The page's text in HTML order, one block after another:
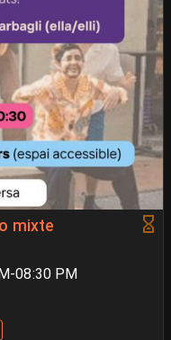
mixte
08:30 PM